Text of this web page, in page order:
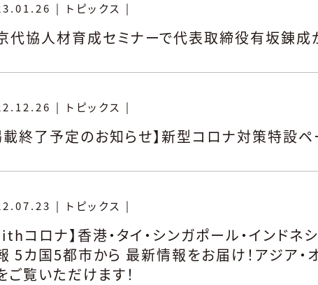
| トピックス |
代協人材育成セミナーで代表取締役有坂錬成
| トピックス |
載終了予定のお知らせ】新型コロナ対策特設ペ
| トピックス |
コロナ】香港・タイ・シンガポール・インドネ
5カ国5都市から 最新情報をお届け！アジア・
ご覧いただけます！